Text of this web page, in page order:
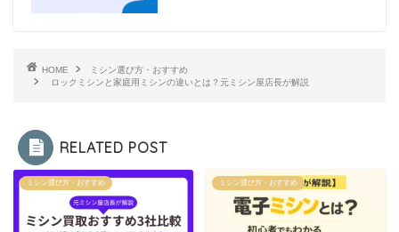
HOME
ミシン選び方・おすすめ
ロックミシンと家庭用ミシンの違いとは？元ミシン屋店長が解説
RELATED POST
ミシン選び方・おすすめ ミシン選び方・おすすめ